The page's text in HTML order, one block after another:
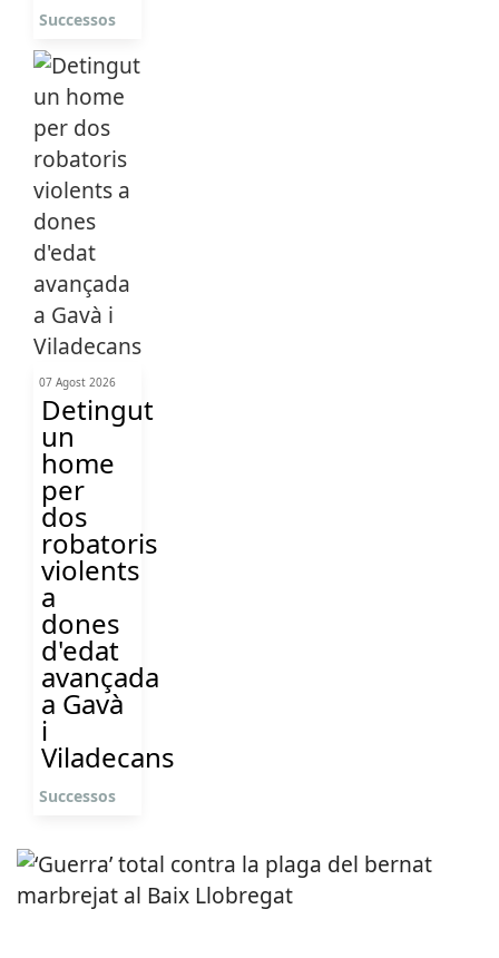
Successos
07 Agost 2026
Detingut
un
home
per
dos
robatoris
violents
a
dones
d'edat
avançada
a Gavà
i
Viladecans
Successos